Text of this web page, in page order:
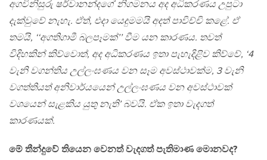
අගවිනිසුරු ෂර්වානන්දගේ නිගමනය අද අධිකරණය උපුටා
දැක්වුවේ නැහැ. ඒත්, එදා යෙදුමමයි අදත් පාවිච්චි කළේ. ඒ
තමයි, ‘‘අගතිගාමී බලපෑමක්’’ වීම යන කාරණය. තවත්
විදිහකින් කිව්වොත්, අද අධිකරණය ඉතා පැහැදිළිව කිව්වේ, ‘4
වැනි වගන්තිය උල්ලංඝණය වන සෑම අවස්ථාවක්ම, 3 වැනි
වගත්තියත් අනිවාර්යයෙන් උල්ලංඝණය වන අවස්ථාවක්
වශයෙන් සැළකිය යුතු නැති’බවයි. ඒක ඉතා වැදගත්
කාරණයක්.
මේ තීන්දුවේ තියෙන වෙනත් වැදගත් පැතිමාණ මොනවද?